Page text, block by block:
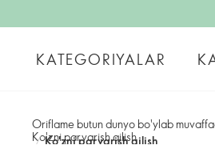
KATEGORIYALAR
Oriflame butun dunyo bo'ylab
/ Ko'zni parvarish qilish
Ko'zni parvarish qilish